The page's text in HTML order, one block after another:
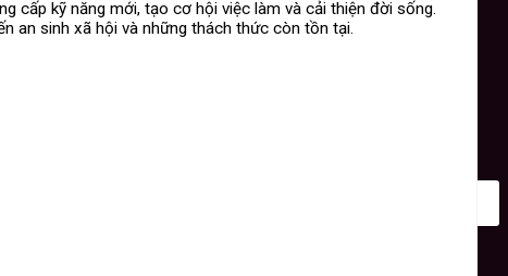
cấp kỹ năng mới, tạo cơ hội việc làm và cải thiện đời sống.
an sinh xã hội và những thách thức còn tồn tại.